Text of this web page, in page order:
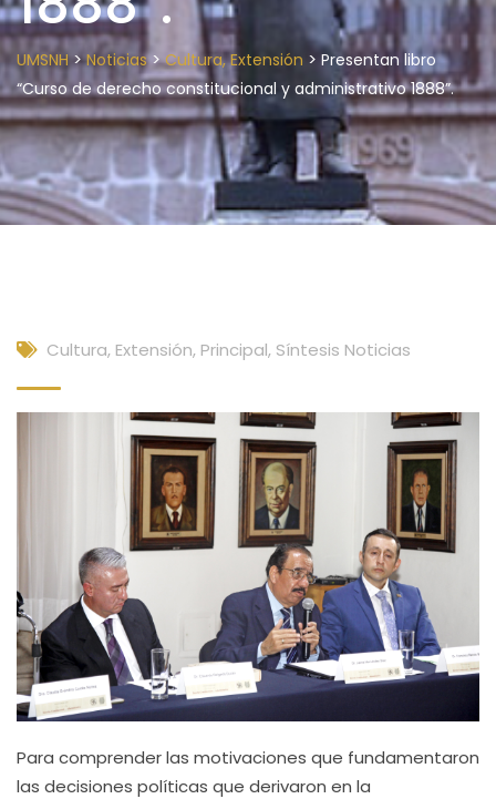
UMSNH>Noticias>Cultura, Extensión > Presentan libro
“Curso de derecho constitucional y administrativo 1888”.
Cultura, Extensión, Principal, Síntesis Noticias
Para comprender las motivaciones que fundamentaron
las decisiones políticas que derivaron en la